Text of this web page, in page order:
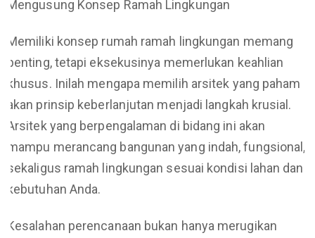
Mengusung Konsep Ramah Lingkungan
Memiliki konsep rumah ramah lingkungan memang
penting, tetapi eksekusinya memerlukan keahlian
khusus. Inilah mengapa memilih arsitek yang paham
akan prinsip keberlanjutan menjadi langkah krusial.
Arsitek yang berpengalaman di bidang ini akan
mampu merancang bangunan yang indah, fungsional,
sekaligus ramah lingkungan sesuai kondisi lahan dan
kebutuhan Anda.
Kesalahan perencanaan bukan hanya merugikan